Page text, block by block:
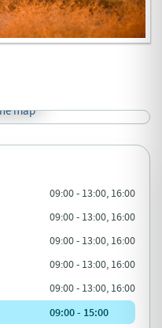
09:00 - 13:00, 16:00
09:00 - 13:00, 16:00
09:00 - 13:00, 16:00
09:00 - 13:00, 16:00
09:00 - 13:00, 16:00
09:00 - 15:00